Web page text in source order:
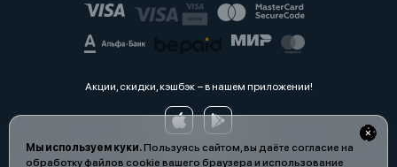
Мы используем куки.Пользуясь сайтом, вы даёте согласие на
обработку файлов cookie вашего браузера и использование
Акции, скидки, кэшбэк − в нашем приложении!